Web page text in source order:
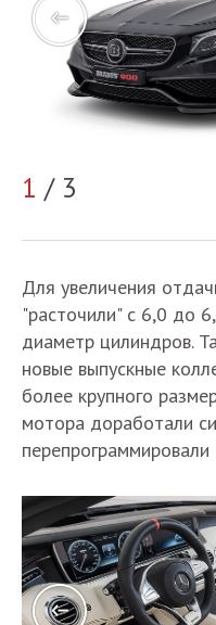
1 / 3
Для увеличения
"расточили" с 6,0 до
диаметр цилиндров.
новые выпускные
более крупного
мотора доработали
перепрограммировали